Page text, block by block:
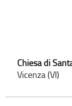
Chiesa di
Vicenza (VI)